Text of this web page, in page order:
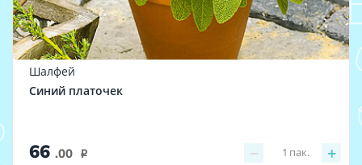
Шалфей
Синий платочек
66 .00 i − +
1 пак.